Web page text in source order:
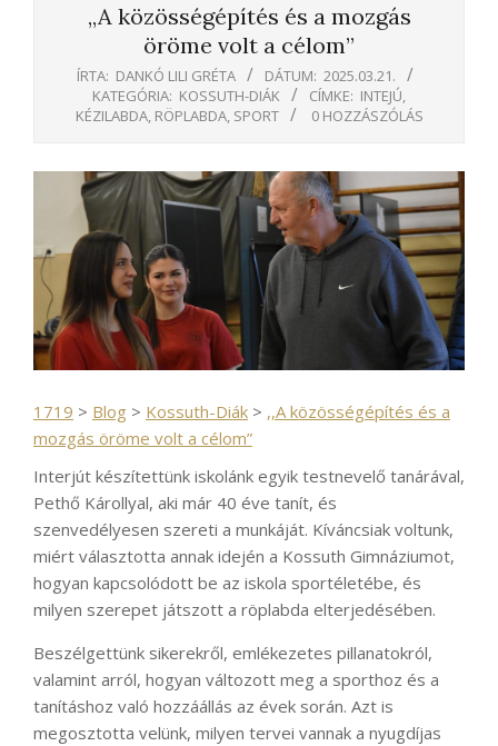
,,A közösségépítés és a mozgás
öröme volt a célom”
ÍRTA: DANKÓ LILI GRÉTA DÁTUM: 2025.03.21.
KATEGÓRIA: KOSSUTH-DIÁK CÍMKE: INTEJÚ,
KÉZILABDA, RÖPLABDA, SPORT 0 HOZZÁSZÓLÁS
1719 > Blog > Kossuth-Diák > ,,A közösségépítés és a
mozgás öröme volt a célom”
Interjút készítettünk iskolánk egyik testnevelő tanárával,
Pethő Károllyal, aki már 40 éve tanít, és
szenvedélyesen szereti a munkáját. Kíváncsiak voltunk,
miért választotta annak idején a Kossuth Gimnáziumot,
hogyan kapcsolódott be az iskola sportéletébe, és
milyen szerepet játszott a röplabda elterjedésében.
Beszélgettünk sikerekről, emlékezetes pillanatokról,
valamint arról, hogyan változott meg a sporthoz és a
tanításhoz való hozzáállás az évek során. Azt is
megosztotta velünk, milyen tervei vannak a nyugdíjas